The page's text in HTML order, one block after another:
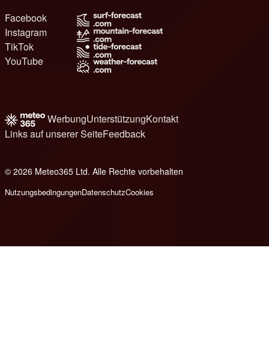
Facebook
Instagram
TikTok
YouTube
WerbungUnterstützungKontakt
Links auf unserer SeiteFeedback
© 2026 Meteo365 Ltd. Alle Rechte vorbehalten
NutzungsbedingungenDatenschutzCookies